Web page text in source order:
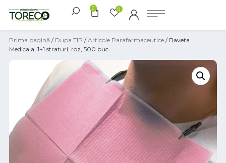
0 0
Prima pagină / Dupa TIP /Articole Parafarmaceutice / Baveta
Medicala, 1+1 straturi, roz, 500 buc